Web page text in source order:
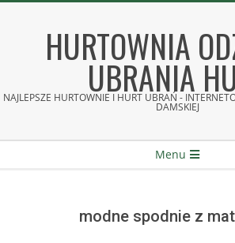
HURTOWNIA
UBRANIA
NAJLEPSZE HURTOWNIE I HURT UBRAŃ -
DAMSKIEJ
Menu
modne spodnie z